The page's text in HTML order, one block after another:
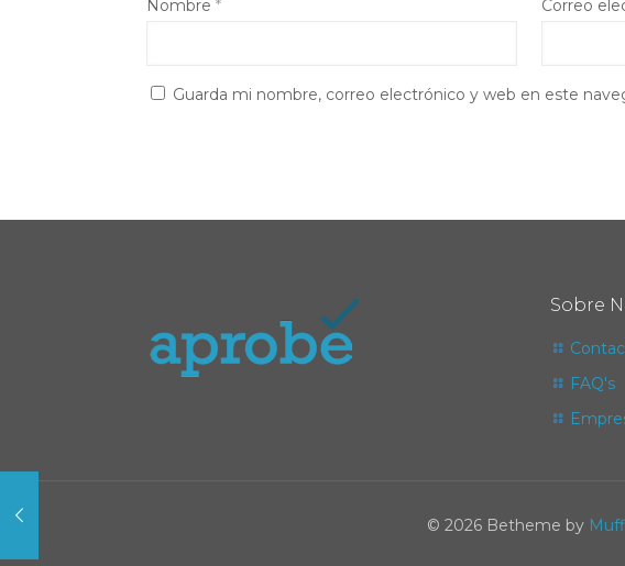
Nombre * Correo
Guarda mi nombre, correo electrónico y web en este
Sobre
FAQ's
© 2026 Betheme by